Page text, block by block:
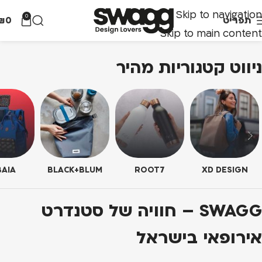
Skip to navigation
Skip to main content
תפריט 0
0
ניווט קטגוריות מהיר
XD DESIGN
ROOT7
BLACK+BLUM
SWAGG – חוויה של סטנדרט
אירופאי בישראל